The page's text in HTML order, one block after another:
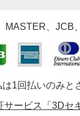
MASTER、JCB
1回払いのみと
サービス「3Dセ